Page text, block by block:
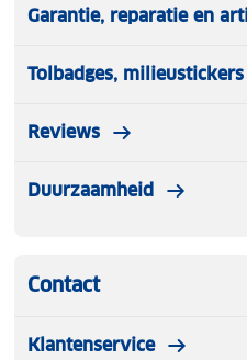
Garantie, reparatie en
Tolbadges,
Reviews
Duurzaamheid
Contact
Klantenservice